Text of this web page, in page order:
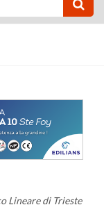
Lineare di Trieste